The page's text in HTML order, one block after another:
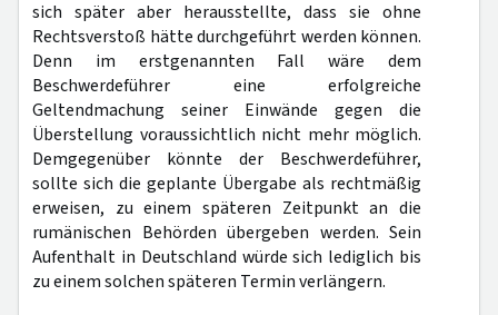
sich später aber herausstellte, dass sie ohne
Rechtsverstoß hätte durchgeführt werden können.
Denn im erstgenannten Fall wäre dem
Beschwerdeführer eine erfolgreiche
Geltendmachung seiner Einwände gegen die
Überstellung voraussichtlich nicht mehr möglich.
Demgegenüber könnte der Beschwerdeführer,
sollte sich die geplante Übergabe als rechtmäßig
erweisen, zu einem späteren Zeitpunkt an die
rumänischen Behörden übergeben werden. Sein
Aufenthalt in Deutschland würde sich lediglich bis
zu einem solchen späteren Termin verlängern.